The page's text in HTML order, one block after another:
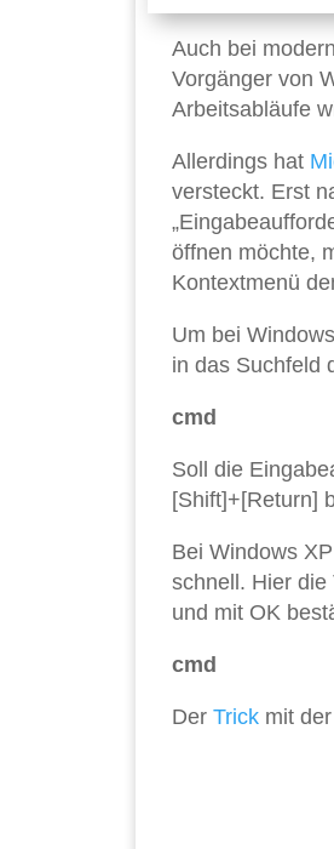
Auch bei
Vorgänger von
Arbeitsabläufe
Allerdings hat
versteckt. Erst
öffnen möchte,
Kontextmenü
Um bei
in das Suchfeld
cmd
Soll die
[Shift]+[Return]
Bei Windows
schnell. Hier die
und mit OK
cmd
Der Trick mit